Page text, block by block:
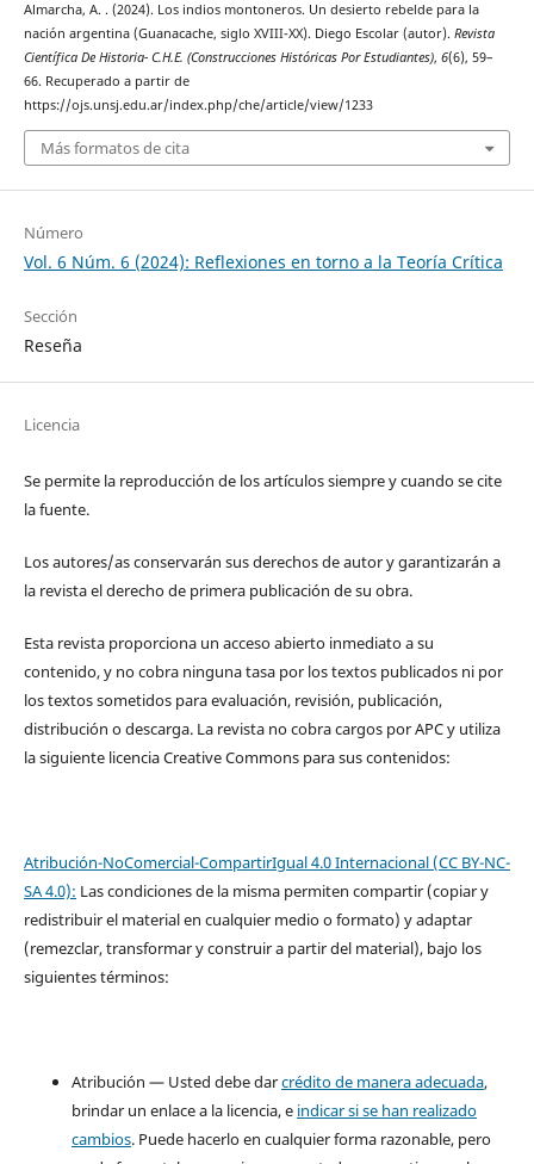
Almarcha, A. . (2024). Los indios montoneros. Un desierto rebelde para la
nación argentina (Guanacache, siglo XVIII-XX). Diego Escolar (autor). Revista
Científica De Historia- C.H.E. (Construcciones Históricas Por Estudiantes), 6(6), 59–
66. Recuperado a partir de
https://ojs.unsj.edu.ar/index.php/che/article/view/1233
Más formatos de cita
Número
Vol. 6 Núm. 6 (2024): Reflexiones en torno a la Teoría Crítica
Sección
Reseña
Licencia
Se permite la reproducción de los artículos siempre y cuando se cite
la fuente.
Los autores/as conservarán sus derechos de autor y garantizarán a
la revista el derecho de primera publicación de su obra.
Esta revista proporciona un acceso abierto inmediato a su
contenido, y no cobra ninguna tasa por los textos publicados ni por
los textos sometidos para evaluación, revisión, publicación,
distribución o descarga. La revista no cobra cargos por APC y utiliza
la siguiente licencia Creative Commons para sus contenidos:
Atribución-NoComercial-CompartirIgual 4.0 Internacional (CC BY-NC-
SA 4.0): Las condiciones de la misma permiten compartir (copiar y
redistribuir el material en cualquier medio o formato) y adaptar
(remezclar, transformar y construir a partir del material), bajo los
siguientes términos:
Atribución — Usted debe darcrédito de manera adecuada,
brindar un enlace a la licencia, e indicar si se han realizado
cambios. Puede hacerlo en cualquier forma razonable, pero